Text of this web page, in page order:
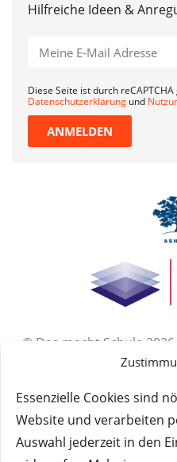
Essenzielle Cookies sind
Website und verarbeiten
Auswahl jederzeit in den
Hilfreiche Ideen &
Diese Seite ist durch
Datenschutzerklärung und
ANMELDEN
© Das macht Schule
nicht für die